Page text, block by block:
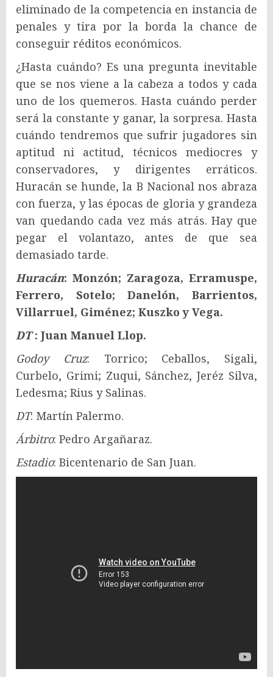
eliminado de la competencia en instancia de
penales y tira por la borda la chance de
conseguir réditos económicos.
¿Hasta cuándo? Es una pregunta inevitable
que se nos viene a la cabeza a todos y cada
uno de los quemeros. Hasta cuándo perder
será la constante y ganar, la sorpresa. Hasta
cuándo tendremos que sufrir jugadores sin
aptitud ni actitud, técnicos mediocres y
conservadores, y dirigentes erráticos.
Huracán se hunde, la B Nacional nos abraza
con fuerza, y las épocas de gloria y grandeza
van quedando cada vez más atrás. Hay que
pegar el volantazo, antes de que sea
demasiado tarde.
Huracán: Monzón; Zaragoza, Erramuspe,
Ferrero, Sotelo; Danelón, Barrientos,
Villarruel, Giménez; Kuszko y Vega.
DT: Juan Manuel Llop.
Godoy Cruz: Torrico; Ceballos, Sigali,
Curbelo, Grimi; Zuqui, Sánchez, Jeréz Silva,
Ledesma; Rius y Salinas.
DT: Martín Palermo.
Árbitro: Pedro Argañaraz.
Estadio: Bicentenario de San Juan.